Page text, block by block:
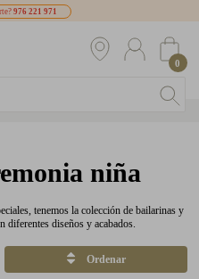
976 221 971
0
niña
tenemos la colección de bailarinas y
diferentes diseños y acabados.
Ordenar